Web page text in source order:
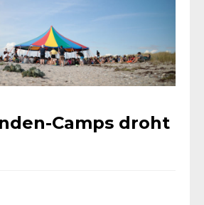
Camps droht